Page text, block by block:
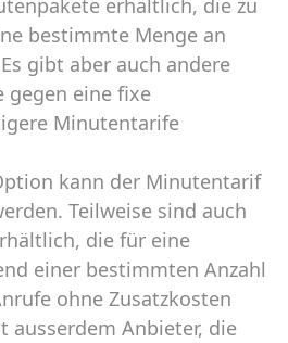
erhältlich, die zu
bestimmte Menge an
gibt aber auch andere
gegen eine fixe
Minutentarife
kann der Minutentarif
Teilweise sind auch
die für eine
einer bestimmten Anzahl
ohne Zusatzkosten
ausserdem Anbieter, die